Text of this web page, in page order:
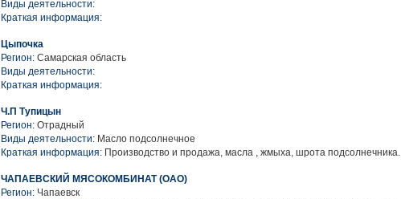
Виды деятельности:
Краткая информация:
Цыпочка
Регион: Самарская область
Виды деятельности:
Краткая информация:
Ч.П Тупицын
Регион: Отрадный
Виды деятельности: Масло подсолнечное
Краткая информация: Производство и продажа, масла , жмыха, шрота подсолнечника.
ЧАПАЕВСКИЙ МЯСОКОМБИНАТ (ОАО)
Регион: Чапаевск